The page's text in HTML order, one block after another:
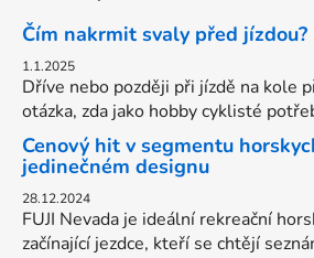
Čím nakrmit svaly před jízdou?
1.1.2025
Dříve nebo později při jízdě na kole
otázka, zda jako hobby cyklisté
Cenový hit v segmentu
jedinečném designu
28.12.2024
FUJI Nevada je ideální rekreační
začínající jezdce, kteří se chtějí